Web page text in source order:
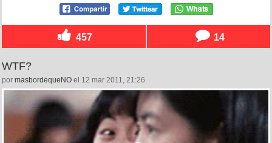
457 14
WTF?
por masbordequeNO el 12 mar 2011, 21:26